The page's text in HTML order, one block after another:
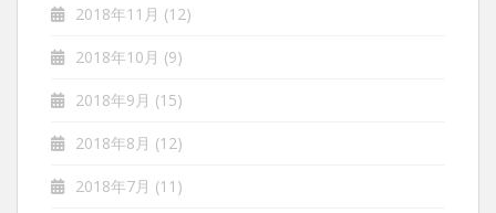
2018年11月 (12)
2018年10月 (9)
2018年9月 (15)
2018年8月 (12)
2018年7月 (11)